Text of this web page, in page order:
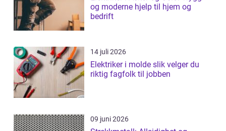
og moderne hjelp til hjem og
bedrift
14 juli 2026
Elektriker i molde slik velger du
riktig fagfolk til jobben
09 juni 2026